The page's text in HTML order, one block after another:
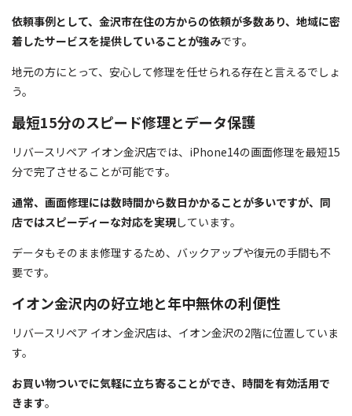
依頼事例として、金沢市在住の方からの依頼が多数あり、地域に密
着したサービスを提供していることが強みです。
地元の方にとって、安心して修理を任せられる存在と言えるでしょ
う。
最短15分のスピード修理とデータ保護
リバースリペア イオン金沢店では、iPhone14の画面修理を最短15
分で完了させることが可能です。
通常、画面修理には数時間から数日かかることが多いですが、同
店ではスピーディーな対応を実現しています。
データもそのまま修理するため、バックアップや復元の手間も不
要です。
イオン金沢内の好立地と年中無休の利便性
リバースリペア イオン金沢店は、イオン金沢の2階に位置していま
す。
お買い物ついでに気軽に立ち寄ることができ、時間を有効活用で
きます。